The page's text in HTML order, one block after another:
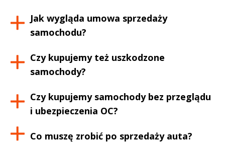
Jak wygląda umowa sprzedaży
samochodu?
Czy kupujemy też uszkodzone
samochody?
Czy kupujemy samochody bez przeglądu
i ubezpieczenia OC?
Co muszę zrobić po sprzedaży auta?